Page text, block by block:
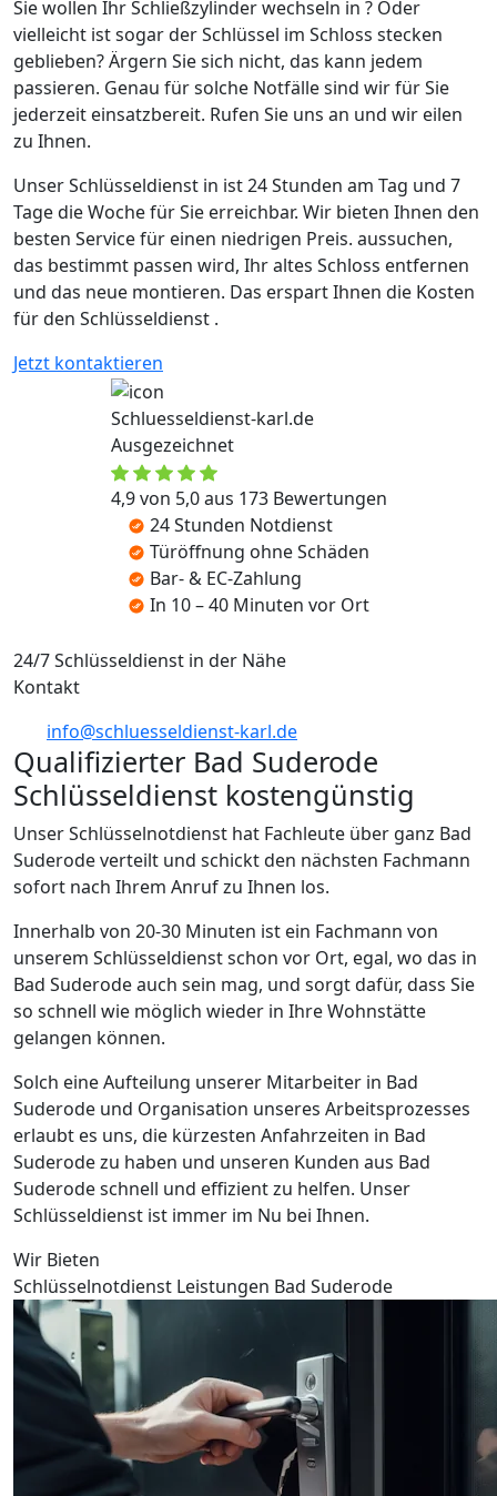
Sie wollen Ihr Schließzylinder wechseln in ? Oder
vielleicht ist sogar der Schlüssel im Schloss stecken
geblieben? Ärgern Sie sich nicht, das kann jedem
passieren. Genau für solche Notfälle sind wir für Sie
jederzeit einsatzbereit. Rufen Sie uns an und wir eilen
zu Ihnen.
Unser Schlüsseldienst in ist 24 Stunden am Tag und 7
Tage die Woche für Sie erreichbar. Wir bieten Ihnen den
besten Service für einen niedrigen Preis. aussuchen,
das bestimmt passen wird, Ihr altes Schloss entfernen
und das neue montieren. Das erspart Ihnen die Kosten
für den Schlüsseldienst .
Jetzt kontaktieren
Schluesseldienst-karl.de
Ausgezeichnet
4,9 von 5,0 aus 173 Bewertungen
24 Stunden Notdienst
Türöffnung ohne Schäden
Bar- & EC-Zahlung
In 10 – 40 Minuten vor Ort
24/7 Schlüsseldienst in der Nähe
Kontakt
info@schluesseldienst-karl.de
Qualifizierter Bad Suderode
Schlüsseldienst kostengünstig
Unser Schlüsselnotdienst hat Fachleute über ganz Bad
Suderode verteilt und schickt den nächsten Fachmann
sofort nach Ihrem Anruf zu Ihnen los.
Innerhalb von 20-30 Minuten ist ein Fachmann von
unserem Schlüsseldienst schon vor Ort, egal, wo das in
Bad Suderode auch sein mag, und sorgt dafür, dass Sie
so schnell wie möglich wieder in Ihre Wohnstätte
gelangen können.
Solch eine Aufteilung unserer Mitarbeiter in Bad
Suderode und Organisation unseres Arbeitsprozesses
erlaubt es uns, die kürzesten Anfahrzeiten in Bad
Suderode zu haben und unseren Kunden aus Bad
Suderode schnell und effizient zu helfen. Unser
Schlüsseldienst ist immer im Nu bei Ihnen.
Wir Bieten
Schlüsselnotdienst Leistungen Bad Suderode